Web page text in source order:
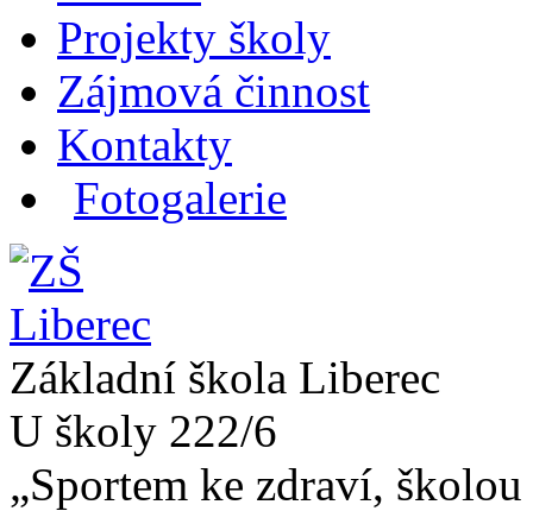
Projekty školy
Zájmová činnost
Kontakty
Fotogalerie
Základní škola Liberec
U školy 222/6
„Sportem ke zdraví,